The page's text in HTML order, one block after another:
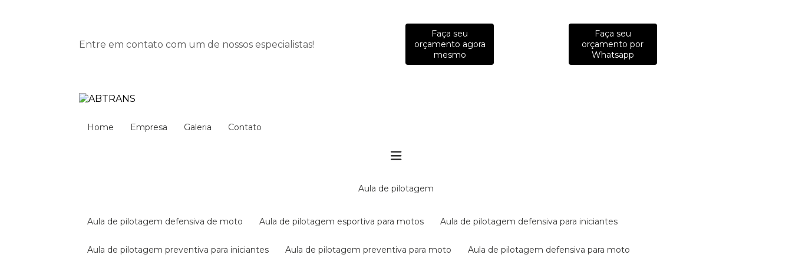
Entre em contato com um de nossos especialistas!
Faça seu
orçamento agora
mesmo
Faça seu
orçamento por
Whatsapp
Home Empresa Galeria Contato
aula de pilotagem
aula de pilotagem defensiva de moto aula de pilotagem esportiva para motos aula de pilotagem defensiva para iniciantes
aula de pilotagem preventiva para iniciantes aula de pilotagem preventiva para moto aula de pilotagem defensiva para moto